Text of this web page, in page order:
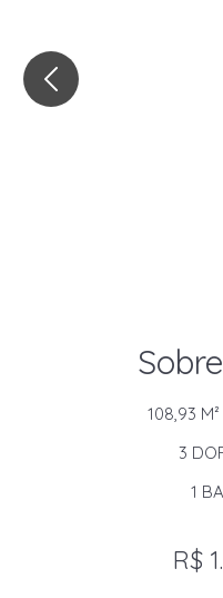
108,93 M²
3
1
R$